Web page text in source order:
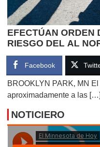
​EFECTÚAN ORDEN
RIESGO DEL ​AL
METROPOLITANA
Facebook
BROOKLYN PARK, MN
aproximadamente a las […]
NOTICIERO